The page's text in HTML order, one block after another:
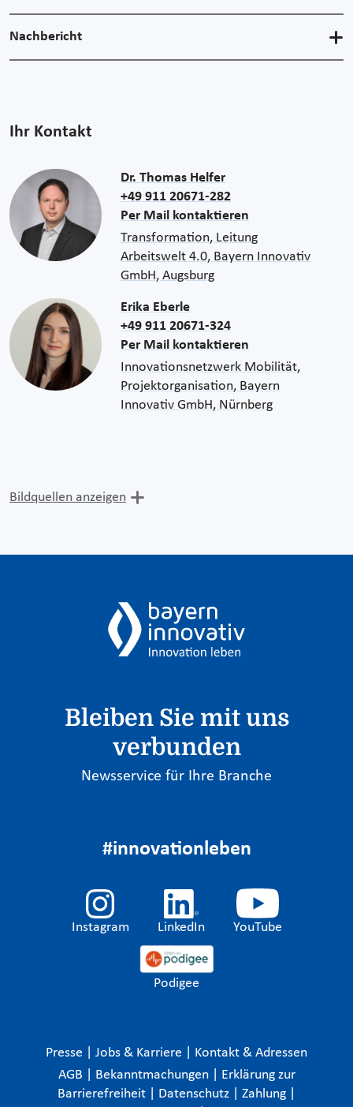
Nachbericht
Ihr Kontakt
Dr. Thomas Helfer
+49 911 20671-282
Per Mail kontaktieren
Transformation, Leitung
Arbeitswelt 4.0, Bayern Innovativ
GmbH, Augsburg
Erika Eberle
+49 911 20671-324
Per Mail kontaktieren
Innovationsnetzwerk Mobilität,
Projektorganisation, Bayern
Innovativ GmbH, Nürnberg
Bildquellen anzeigen
Bleiben Sie mit uns
verbunden
Newsservice für Ihre Branche
#innovationleben
Instagram LinkedIn YouTube
Podigee
Presse Jobs & Karriere
Kontakt & Adressen
AGB
Bekanntmachungen
Erklärung zur
Barrierefreiheit
Datenschutz Zahlung